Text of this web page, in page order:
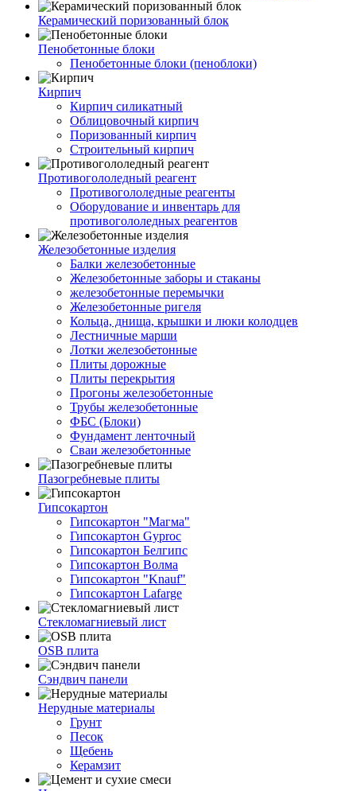
Керамический поризованный блок
Пенобетонные блоки
Пенобетонные блоки (пеноблоки)
Кирпич
Кирпич силикатный
Облицовочный кирпич
Поризованный кирпич
Строительный кирпич
Противогололедный реагент
Противогололедные реагенты
Оборудование и инвентарь для
противогололедных реагентов
Железобетонные изделия
Балки железобетонные
Железобетонные заборы и стаканы
железобетонные перемычки
Железобетонные ригеля
Кольца, днища, крышки и люки колодцев
Лестничные марши
Лотки железобетонные
Плиты дорожные
Плиты перекрытия
Прогоны железобетонные
Трубы железобетонные
ФБС (Блоки)
Фундамент ленточный
Сваи железобетонные
Пазогребневые плиты
Гипсокартон
Гипсокартон "Магма"
Гипсокартон Gyproc
Гипсокартон Белгипс
Гипсокартон Волма
Гипсокартон "Knauf"
Гипсокартон Lafarge
Стекломагниевый лист
OSB плита
Сэндвич панели
Нерудные материалы
Грунт
Песок
Щебень
Керамзит